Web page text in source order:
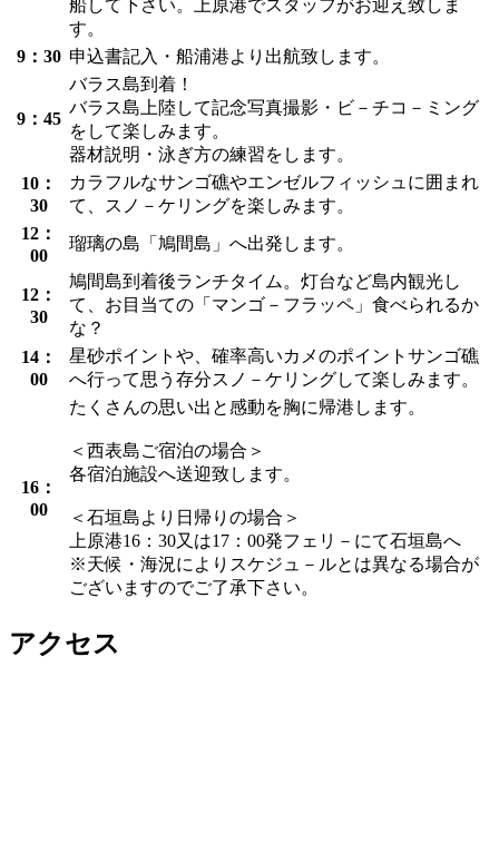
船して下さい。上原港でスタッフがお迎え致しま
す。
9：30 申込書記入・船浦港より出航致します。
9：45
バラス島到着！
バラス島上陸して記念写真撮影・ビ－チコ－ミング
をして楽しみます。
器材説明・泳ぎ方の練習をします。
10：
30
カラフルなサンゴ礁やエンゼルフィッシュに囲まれ
て、スノ－ケリングを楽しみます。
12：
00
瑠璃の島「鳩間島」へ出発します。
12：
30
鳩間島到着後ランチタイム。灯台など島内観光し
て、お目当ての「マンゴ－フラッペ」食べられるか
な？
14：
00
星砂ポイントや、確率高いカメのポイントサンゴ礁
へ行って思う存分スノ－ケリングして楽しみます。
16：
00
たくさんの思い出と感動を胸に帰港します。
＜西表島ご宿泊の場合＞
各宿泊施設へ送迎致します。
＜石垣島より日帰りの場合＞
上原港16：30又は17：00発フェリ－にて石垣島へ
※天候・海況によりスケジュ－ルとは異なる場合が
ございますのでご了承下さい。
アクセス